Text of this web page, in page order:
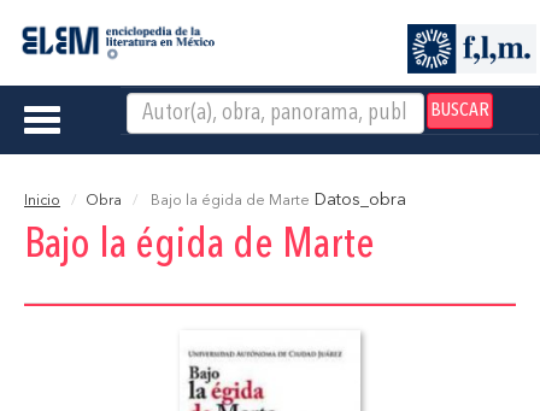
BUSCAR
Toggle
Inicio Obra Bajo la égida de Marte Datos_obra
Bajo la égida de Marte